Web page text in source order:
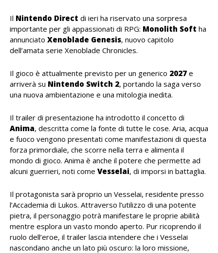
Il Nintendo Direct di ieri ha riservato una sorpresa
importante per gli appassionati di RPG: Monolith Soft ha
annunciato Xenoblade Genesis, nuovo capitolo
dell’amata serie Xenoblade Chronicles.
Il gioco è attualmente previsto per un generico 2027 e
arriverà su Nintendo Switch 2, portando la saga verso
una nuova ambientazione e una mitologia inedita.
Il trailer di presentazione ha introdotto il concetto di
Anima, descritta come la fonte di tutte le cose. Aria, acqua
e fuoco vengono presentati come manifestazioni di questa
forza primordiale, che scorre nella terra e alimenta il
mondo di gioco. Anima è anche il potere che permette ad
alcuni guerrieri, noti come Vesselai, di imporsi in battaglia.
Il protagonista sarà proprio un Vesselai, residente presso
l’Accademia di Lukos. Attraverso l’utilizzo di una potente
pietra, il personaggio potrà manifestare le proprie abilità
mentre esplora un vasto mondo aperto. Pur ricoprendo il
ruolo dell’eroe, il trailer lascia intendere che i Vesselai
nascondano anche un lato più oscuro: la loro missione,